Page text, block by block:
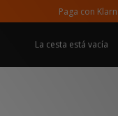
Paga con Klarna
La cesta está vacía